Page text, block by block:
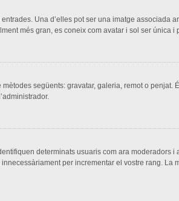
Una d’elles pot ser una imatge associada
més gran, es coneix com avatar i sol ser única i
següents: gravatar, galeria, remot o
determinats usuaris com ara
per incrementar el vostre rang.